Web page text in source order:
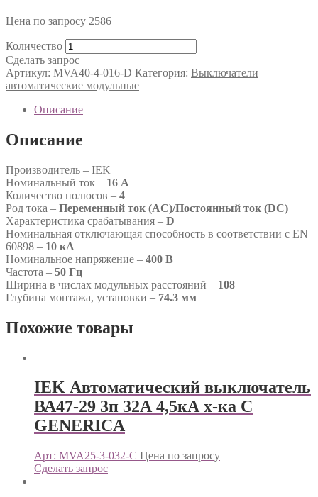
Цена по запросу 2586
Количество
Сделать запрос
Артикул: MVA40-4-016-D Категория: Выключатели
автоматические модульные
Описание
Описание
Производитель – IEK
Номинальный ток – 16 А
Количество полюсов – 4
Род тока – Переменный ток (AC)/Постоянный ток (DC)
Характеристика срабатывания – D
Номинальная отключающая способность в соответствии с EN
60898 – 10 кА
Номинальное напряжение – 400 В
Частота – 50 Гц
Ширина в числах модульных расстояний – 108
Глубина монтажа, установки – 74.3 мм
Похожие товары
IEK Автоматический выключатель
ВА47-29 3п 32А 4,5кА х-ка С
GENERICА
Арт: MVA25-3-032-C Цена по запросу
Сделать запрос